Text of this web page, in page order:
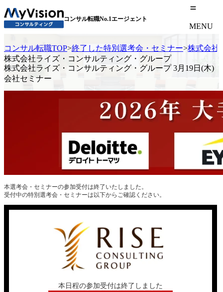
コンサル転職No.1エージェント
MENU
コンサル転職TOP>終了した特別選考会・セミナー>株式会社
株式会社ライズ・コンサルティング・グループ
株式会社ライズ・コンサルティング・グループ 3月19日(木)
会社セミナー
本選考会・セミナーの参加受付は終了いたしました。
受付中の特別選考会・セミナーは以下からご確認ください。
本日程の参加受付は終了しました